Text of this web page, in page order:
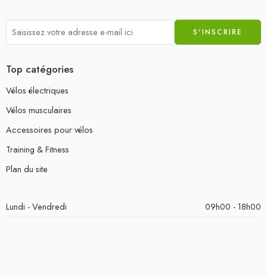
Top catégories
Vélos électriques
Vélos musculaires
Accessoires pour vélos
Training & Fitness
Plan du site
Lundi - Vendredi 09h00 - 18h00